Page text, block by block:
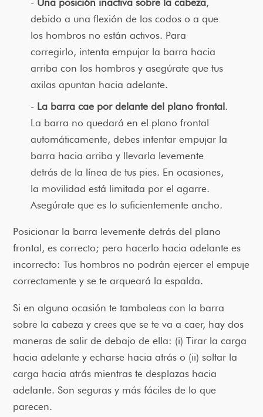
debido a una flexión de los codos o a que
los hombros no están activos. Para
corregirlo, intenta empujar la barra hacia
arriba con los hombros y asegúrate que tus
axilas apuntan hacia adelante.
La barra cae por delante del plano frontal.
La barra no quedará en el plano frontal
automáticamente, debes intentar empujar la
barra hacia arriba y llevarla levemente
detrás de la línea de tus pies. En ocasiones,
la movilidad está limitada por el agarre.
Asegúrate que es lo suficientemente ancho.
Posicionar la barra levemente detrás del plano
frontal, es correcto; pero hacerlo hacia adelante es
incorrecto: Tus hombros no podrán ejercer el empuje
correctamente y se te arqueará la espalda.
Si en alguna ocasión te tambaleas con la barra
sobre la cabeza y crees que se te va a caer, hay dos
maneras de salir de debajo de ella: (i) Tirar la carga
hacia adelante y echarse hacia atrás o (ii) soltar la
carga hacia atrás mientras te desplazas hacia
adelante. Son seguras y más fáciles de lo que
parecen.